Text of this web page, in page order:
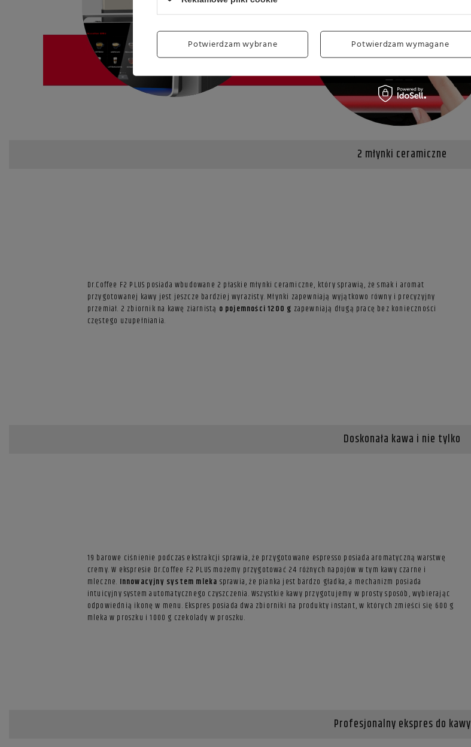
2 młynki ceramiczne
Dr.Coffee F2 PLUS posiada wbudowane 2 płaskie młynki ceramiczne, który sprawią, że smak i aromat
przygotowanej kawy jest jeszcze bardziej wyrazisty. Młynki zapewniają wyjątkowo równy i precyzyjny
przemiał. 2 zbiornik na kawę ziarnistą o pojemności 1200 g zapewniają długą pracę bez konieczności
częstego uzupełniania.
Doskonała kawa i nie tylko
19 barowe ciśnienie podczas ekstrakcji sprawia, że przygotowane espresso posiada aromatyczną warstwę
cremy. W ekspresie Dr.Coffee F2 PLUS możemy przygotować 24 różnych napojów w tym kawy czarne i
mleczne. Innowacyjny system mleka sprawia, że pianka jest bardzo gładka, a mechanizm posiada
intuicyjny system automatycznego czyszczenia. Wszystkie kawy przygotujemy w prosty sposób, wybierając
odpowiednią ikonę w menu. Ekspres posiada dwa zbiorniki na produkty instant, w których zmieści się 600 g
mleka w proszku i 1000 g czekolady w proszku.
Profesjonalny ekspres do kawy
Potwierdzam wybrane Potwierdzam wymagane